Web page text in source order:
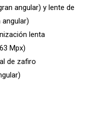
angular) y lente de
lenta
Mpx)
de zafiro